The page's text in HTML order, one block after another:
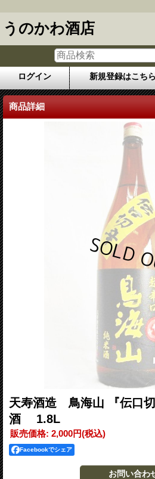
うのかわ酒店
ログイン 新規登録はこちら
商品詳細
天寿酒造 鳥海山 『伝口
酒 1.8L
販売価格: 2,000円(税込)
Facebookでシェア